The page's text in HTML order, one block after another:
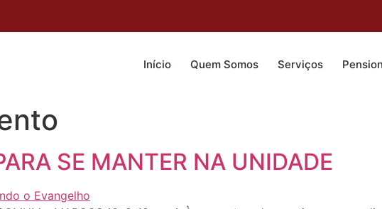
Início Quem Somos Serviços
SE MANTER NA UNIDADE